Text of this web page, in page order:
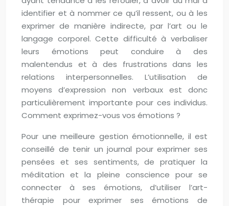
identifier et à nommer ce qu’il ressent, ou à les
exprimer de manière indirecte, par l’art ou le
langage corporel. Cette difficulté à verbaliser
leurs émotions peut conduire à des
malentendus et à des frustrations dans les
relations interpersonnelles. L’utilisation de
moyens d’expression non verbaux est donc
particulièrement importante pour ces individus.
Comment exprimez-vous vos émotions ?
Pour une meilleure gestion émotionnelle, il est
conseillé de tenir un journal pour exprimer ses
pensées et ses sentiments, de pratiquer la
méditation et la pleine conscience pour se
connecter à ses émotions, d’utiliser l’art-
thérapie pour exprimer ses émotions de